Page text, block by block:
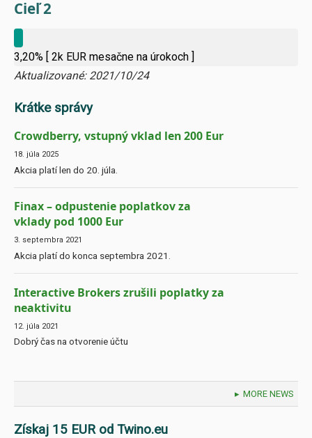
Cieľ 2
3,20%
[ 2k EUR mesačne na úrokoch ]
Aktualizované: 2021/10/24
Krátke správy
Crowdberry, vstupný vklad len 200 Eur
18. júla 2025
Akcia platí len do 20. júla.
Finax – odpustenie poplatkov za
vklady pod 1000 Eur
3. septembra 2021
Akcia platí do konca septembra 2021.
Interactive Brokers zrušili poplatky za
neaktivitu
12. júla 2021
Dobrý čas na otvorenie účtu
MORE NEWS
Získaj 15 EUR od Twino.eu